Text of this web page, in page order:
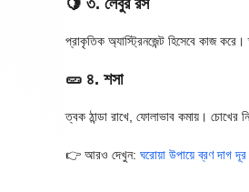
প্রাকৃতিক অ্যাস্ট্রিনজেন্ট হিসেবে কাজ
🥒 ৪. শসা
ত্বক ঠান্ডা রাখে, ফোলাভাব কমায়। চোখের
👉 আরও দেখুন: ঘরোয়া উপায়ে ব্রণ দাগ